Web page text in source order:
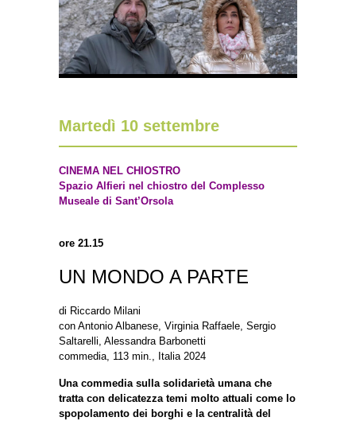
Martedì 10 settembre
CINEMA NEL CHIOSTRO
Spazio Alfieri nel chiostro del Complesso
Museale di Sant’Orsola
ore 21.15
UN MONDO A PARTE
di Riccardo Milani
con Antonio Albanese, Virginia Raffaele, Sergio
Saltarelli, Alessandra Barbonetti
commedia, 113 min., Italia 2024
Una commedia sulla solidarietà umana che
tratta con delicatezza temi molto attuali come lo
spopolamento dei borghi e la centralità del